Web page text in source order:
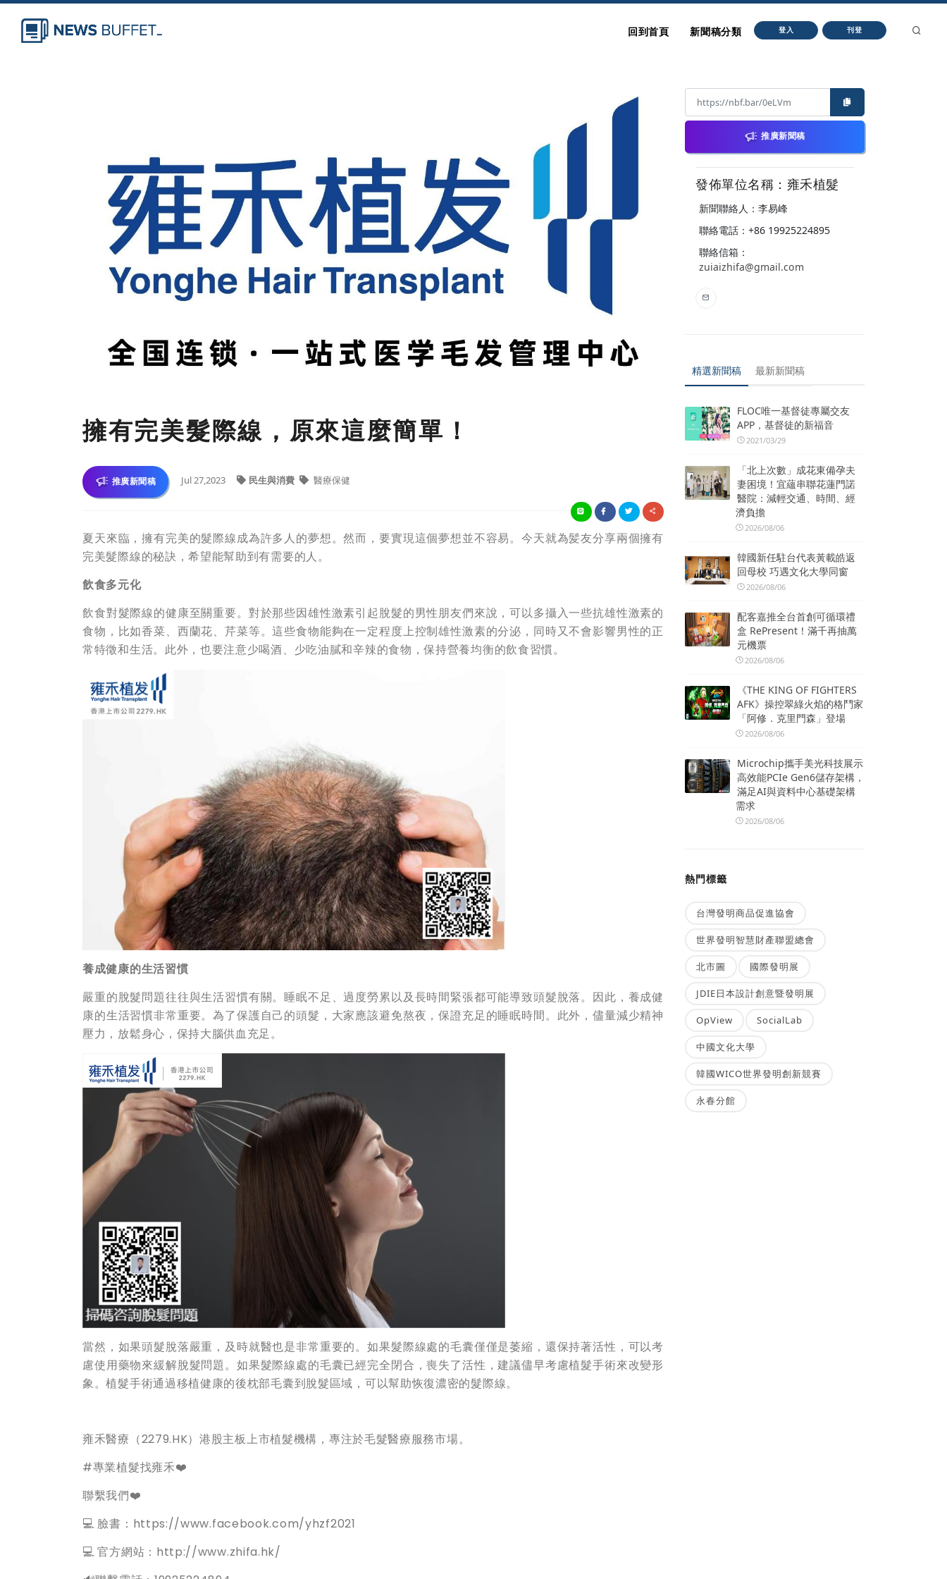
回到首頁 新聞稿分類 登入 刊登
擁有完美髮際線，原來這麼簡單！
推廣新聞稿 Jul 27,2023 民生與消費 醫療保健
夏天來臨，擁有完美的髮際線成為許多人的夢想。然而，要實現這個夢想並不容易。今天就為髪友分享兩個擁有
完美髮際線的秘訣，希望能幫助到有需要的人。
飲食多元化
飲食對髮際線的健康至關重要。對於那些因雄性激素引起脫髮的男性朋友們來說，可以多攝入一些抗雄性激素的
食物，比如香菜、西蘭花、芹菜等。這些食物能夠在一定程度上控制雄性激素的分泌，同時又不會影響男性的正
常特徵和生活。此外，也要注意少喝酒、少吃油膩和辛辣的食物，保持營養均衡的飲食習慣。
養成健康的生活習慣
嚴重的脫髮問題往往與生活習慣有關。睡眠不足、過度勞累以及長時間緊張都可能導致頭髮脫落。因此，養成健
康的生活習慣非常重要。為了保護自己的頭髮，大家應該避免熬夜，保證充足的睡眠時間。此外，儘量減少精神
壓力，放鬆身心，保持大腦供血充足。
當然，如果頭髮脫落嚴重，及時就醫也是非常重要的。如果髮際線處的毛囊僅僅是萎縮，還保持著活性，可以考
慮使用藥物來緩解脫髮問題。如果髮際線處的毛囊已經完全閉合，喪失了活性，建議儘早考慮植髮手術來改變形
象。植髮手術通過移植健康的後枕部毛囊到脫髮區域，可以幫助恢復濃密的髮際線。
雍禾醫療（2279.HK）港股主板上市植髮機構，專注於毛髮醫療服務市場。
#專業植髮找雍禾❤️
聯繫我們❤️
💻 臉書：https://www.facebook.com/yhzf2021
💻 官方網站：http://www.zhifa.hk/
推廣新聞稿
發佈單位名稱：雍禾植髮
新聞聯絡人：李易峰
聯絡電話：+86 19925224895
聯絡信箱：
zuiaizhifa@gmail.com
精選新聞稿 最新新聞稿
FLOC唯一基督徒專屬交友
APP，基督徒的新福音
2021/03/29
「北上次數」成花東備孕夫
妻困境！宜蘊串聯花蓮門諾
醫院：減輕交通、時間、經
濟負擔
2026/08/06
韓國新任駐台代表黃載皓返
回母校 巧遇文化大學同窗
2026/08/06
配客嘉推全台首創可循環禮
盒 RePresent！滿千再抽萬
元機票
2026/08/06
《THE KING OF FIGHTERS
AFK》操控翠綠火焰的格鬥家
「阿修．克里門森」登場
2026/08/06
Microchip攜手美光科技展示
高效能PCIe Gen6儲存架構，
滿足AI與資料中心基礎架構
需求
2026/08/06
熱門標籤
台灣發明商品促進協會
世界發明智慧財產聯盟總會
北市圖 國際發明展
JDIE日本設計創意暨發明展
OpView SocialLab
中國文化大學
韓國WICO世界發明創新競賽
永春分館